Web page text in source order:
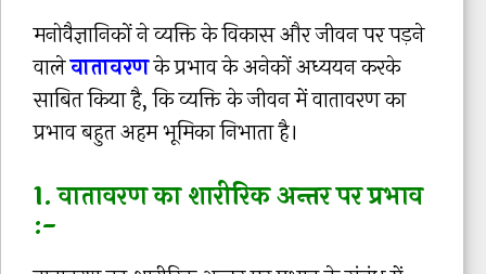
मनोवैज्ञानिकों ने व्यक्ति के विकास और जीवन पर पड़ने
वालेवातावरणके प्रभाव के अनेकों अध्ययन करके
साबित किया है, कि व्यक्ति के जीवन में वातावरण का
प्रभाव बहुत अहम भूमिका निभाता है।
1. वातावरण का शारीरिक अन्तर पर प्रभाव
:-